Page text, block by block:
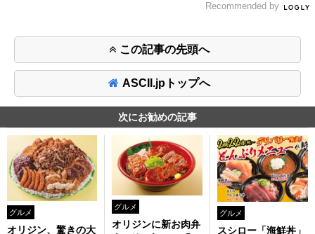
Recommended by
この記事の先頭へ
ASCII.jpトップへ
次にお勧めの記事
グルメ
オリジン、驚きの大
グルメ
オリジンに新お肉弁
グルメ
スシロー「海鮮丼」